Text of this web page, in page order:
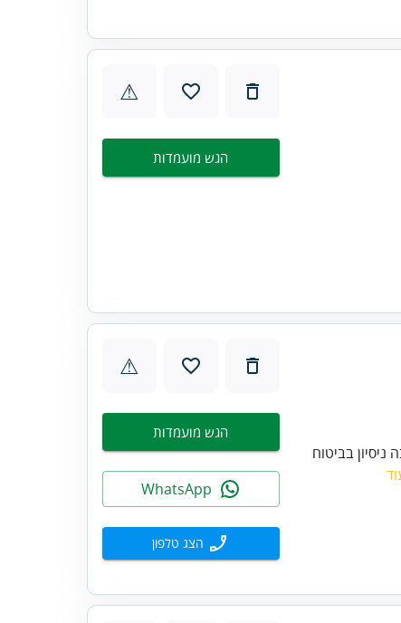
⚠
הגש מועמדות
בביטוח
⚠
הגש מועמדות
הצג טלפון